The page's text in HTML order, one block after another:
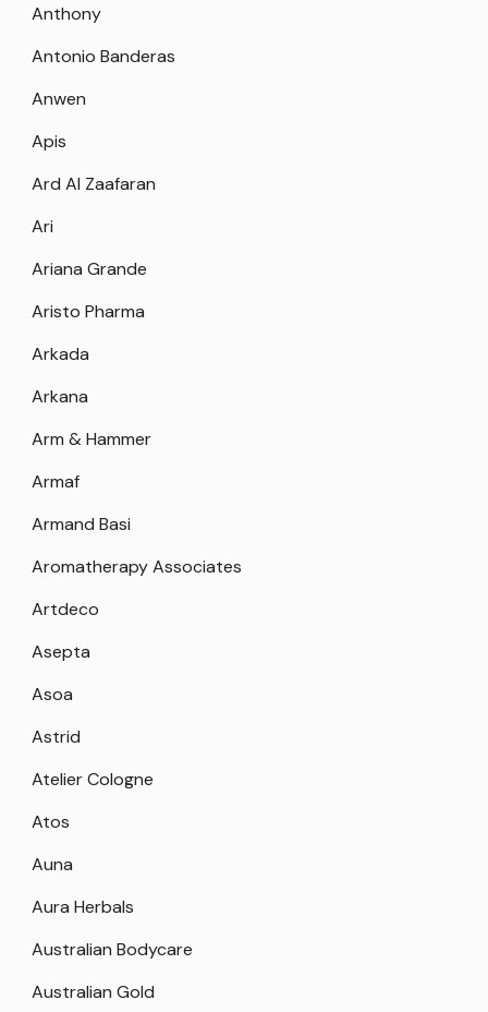
Anthony
Antonio Banderas
Anwen
Apis
Ard Al Zaafaran
Ari
Ariana Grande
Aristo Pharma
Arkada
Arkana
Arm & Hammer
Armaf
Armand Basi
Aromatherapy Associates
Artdeco
Asepta
Asoa
Astrid
Atelier Cologne
Atos
Auna
Aura Herbals
Australian Bodycare
Australian Gold